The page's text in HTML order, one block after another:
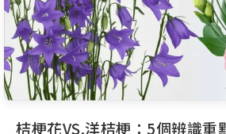
桔梗花VS.洋桔梗：5個辨識重